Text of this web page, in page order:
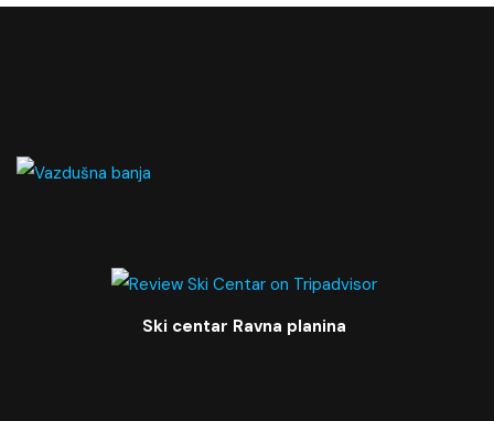
Ski centar Ravna planina